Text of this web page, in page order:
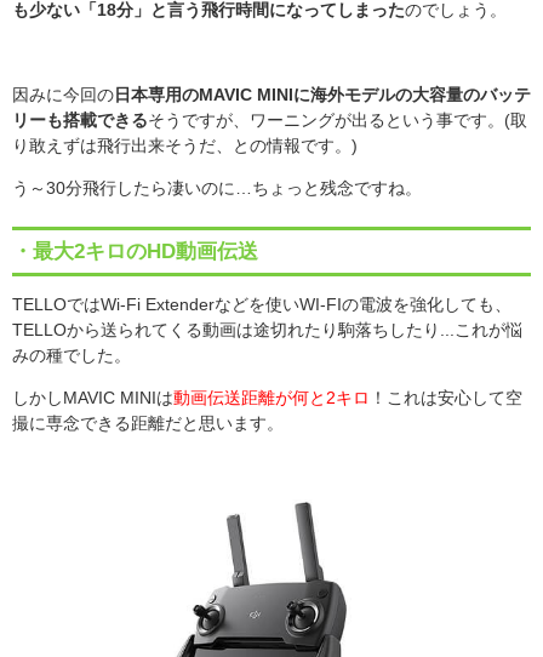
も少ない「18分」と言う飛行時間になってしまったのでしょう。
因みに今回の 日本専用のMAVIC MINIに海外モデルの大容量のバッテ
リーも搭載できるそうですが、ワーニングが出るという事です。(取
り敢えずは飛行出来そうだ、との情報です。)
う～ 30分飛行したら凄いのに ちょっと残念ですね。
・最大2キロのHD動画伝送
TELLOではWi-Fi Extenderなどを使いWI-FI の電波を強化しても、
TELLOから送られてくる動画は途切れたり駒落ちしたり...これが悩
みの種でした。
しかし MAVIC MINI は動画伝送距離が何と 2キロ ！これは安心して空
撮に専念できる距離だと思います。